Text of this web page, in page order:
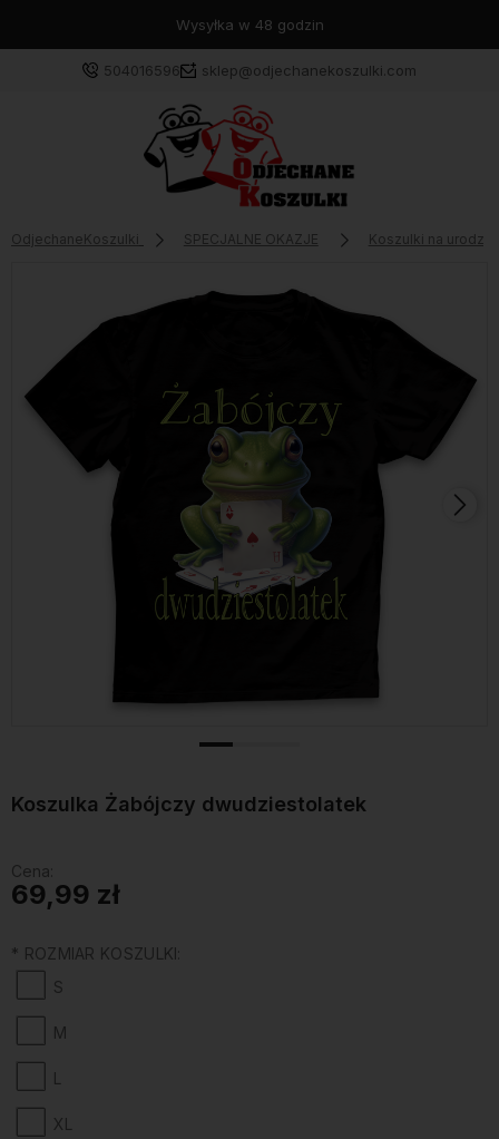
Wysyłka w 48 godzin
504016596 sklep@odjechanekoszulki.com
OdjechaneKoszulki SPECJALNE OKAZJE Koszulki na
Koszulka Żabójczy dwudziestolatek
Cena:
69,99 zł
* ROZMIAR KOSZULKI:
S
M
L
XL